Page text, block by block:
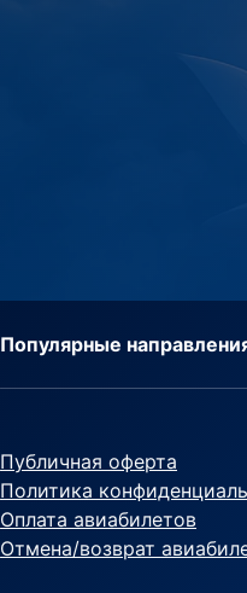
Популярные
Публичная оферта
Политика
Оплата авиабилетов
Отмена/возврат